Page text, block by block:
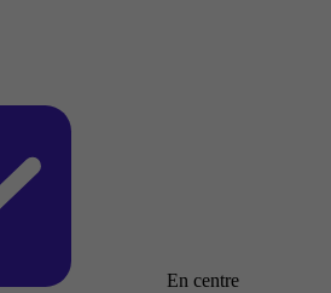
En centre